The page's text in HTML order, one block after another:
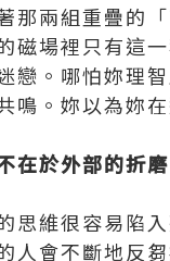
那兩組重疊的
磁場裡只有這
戀。哪怕妳理
鳴。妳以為妳
在於外部的折
思維很容易陷
人會不斷地反